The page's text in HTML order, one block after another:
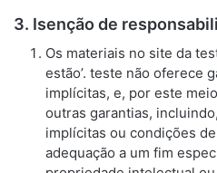
3. Isenção de
Os materiais no site da
estão’. teste não oferece
implícitas, e, por este
outras garantias,
implícitas ou condições
adequação a um fim